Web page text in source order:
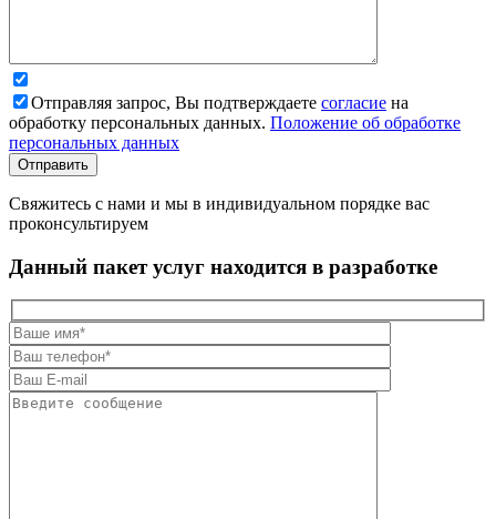
Отправляя запрос, Вы подтверждаете согласие на
обработку персональных данных. Положение об обработке
персональных данных
Свяжитесь с нами и мы в индивидуальном порядке вас
проконсультируем
Данный пакет услуг находится в разработке